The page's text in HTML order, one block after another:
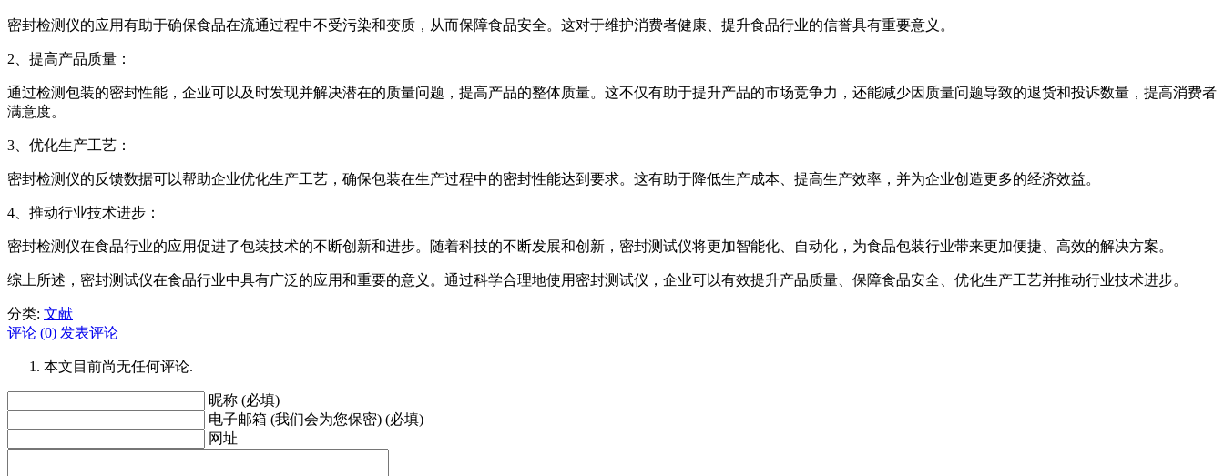
密封检测仪的应用有助于确保食品在流通过程中不受污染和变质，从而保障食品安全。这对于维护消费者健康、提升食品行业的信誉具有重要意义。
2、提高产品质量：
通过检测包装的密封性能，企业可以及时发现并解决潜在的质量问题，提高产品的整体质量。这不仅有助于提升产品的市场竞争力，还能减少因质量问题导致的退货和投诉数量，提高消费者
满意度。
3、优化生产工艺：
密封检测仪的反馈数据可以帮助企业优化生产工艺，确保包装在生产过程中的密封性能达到要求。这有助于降低生产成本、提高生产效率，并为企业创造更多的经济效益。
4、推动行业技术进步：
密封检测仪在食品行业的应用促进了包装技术的不断创新和进步。随着科技的不断发展和创新，密封测试仪将更加智能化、自动化，为食品包装行业带来更加便捷、高效的解决方案。
综上所述，密封测试仪在食品行业中具有广泛的应用和重要的意义。通过科学合理地使用密封测试仪，企业可以有效提升产品质量、保障食品安全、优化生产工艺并推动行业技术进步。
分类: 文献
评论 (0) 发表评论
本文目前尚无任何评论.
昵称 (必填)
电子邮箱 (我们会为您保密) (必填)
网址